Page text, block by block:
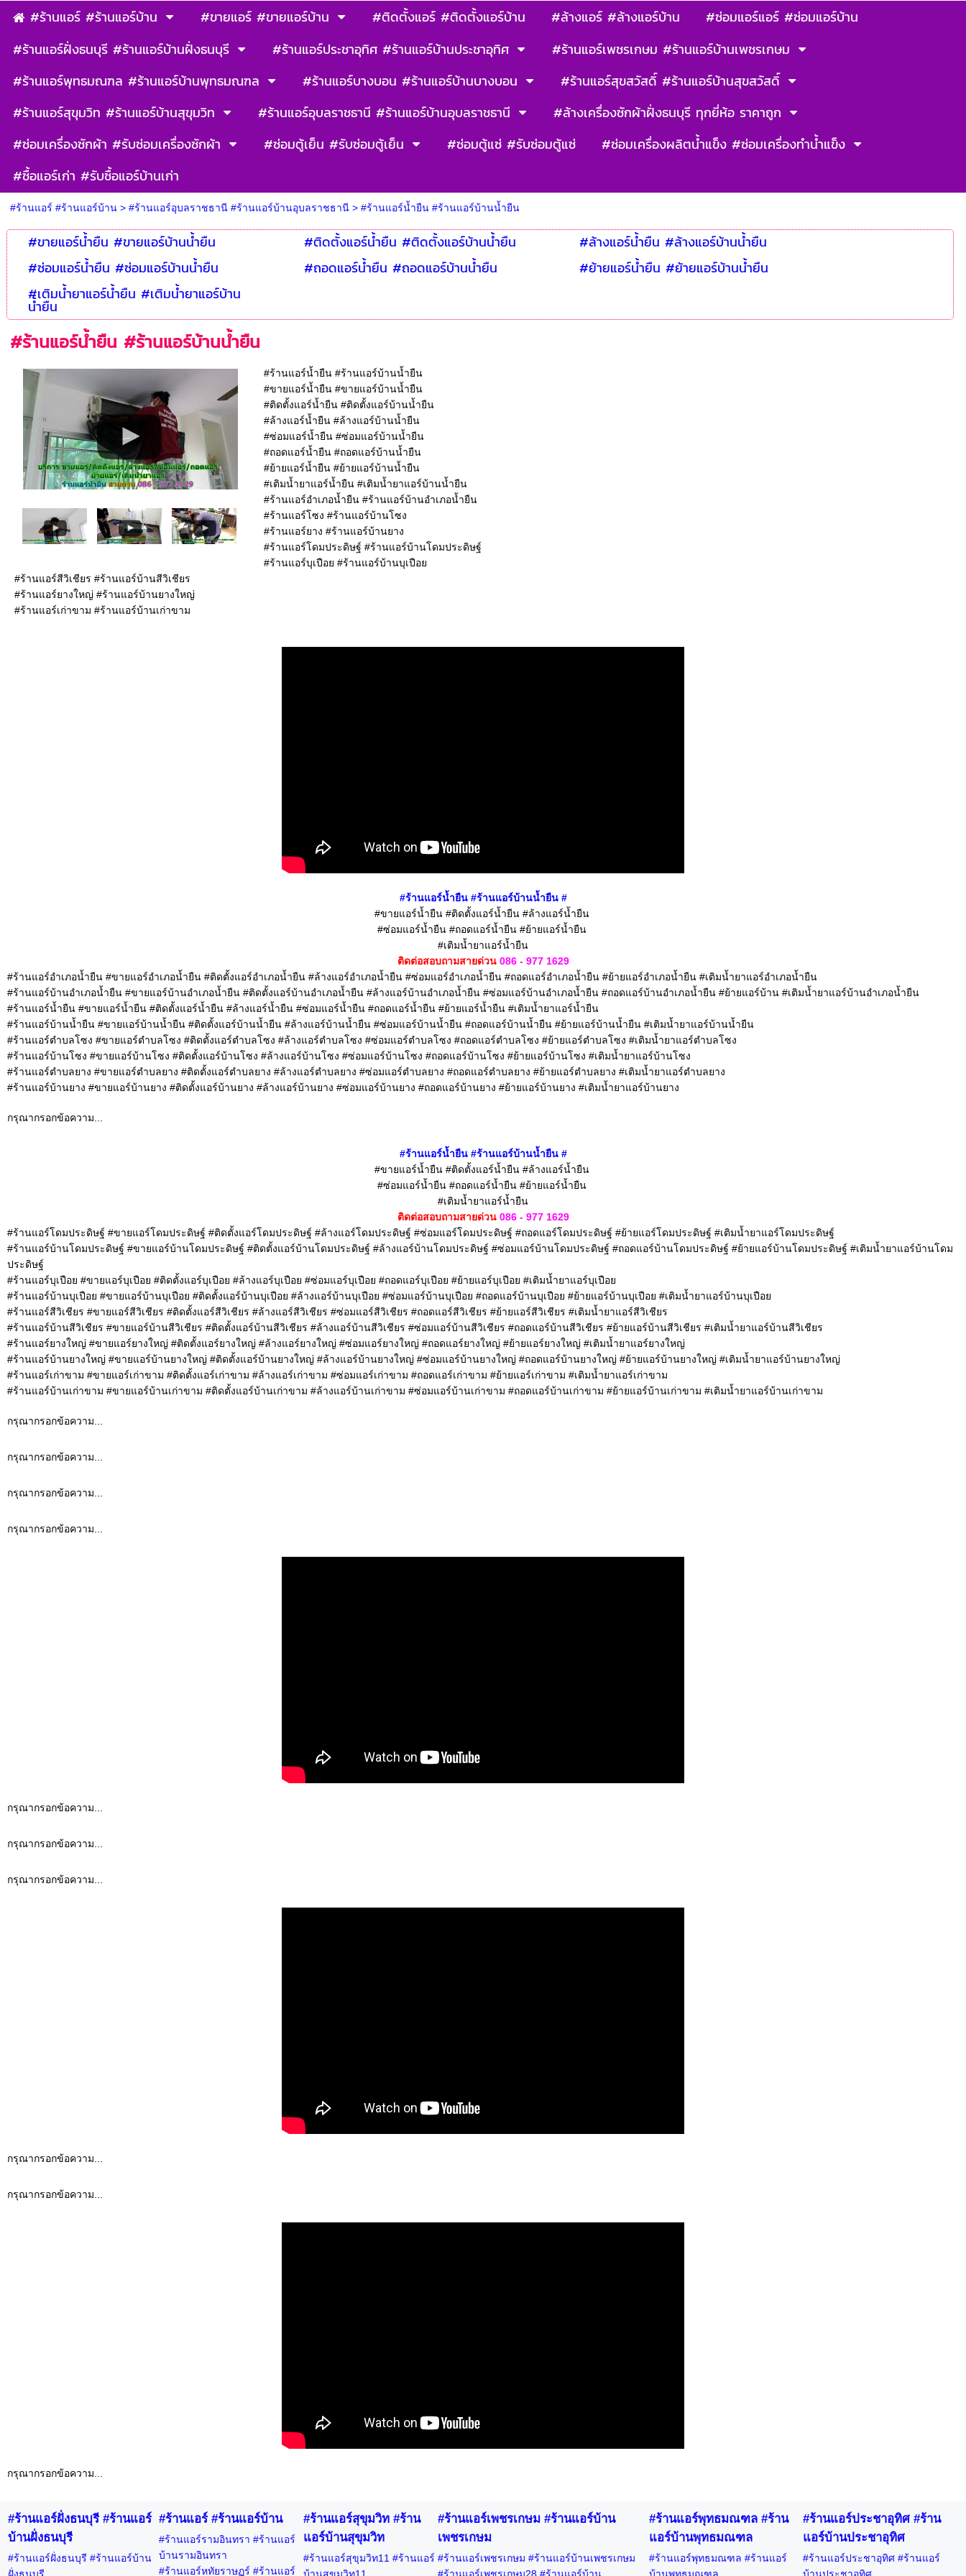
#ร้านแอร์ #ร้านแอร์บ้าน #ขายแอร์ #ขายแอร์บ้าน #ติดตั้งแอร์ #ติดตั้งแอร์บ้าน #ล้างแอร์ #ล้างแอร์บ้าน
#ซ่อมแอร์แอร์ #ซ่อมแอร์บ้าน
#ร้านแอร์ฝั่งธนบุรี #ร้านแอร์บ้านฝั่งธนบุรี
#ร้านแอร์ประชาอุทิศ #ร้านแอร์บ้านประชาอุทิศ
#ร้านแอร์เพชรเกษม #ร้านแอร์บ้านเพชรเกษม
#ร้านแอร์พุทธมณฑล #ร้านแอร์บ้านพุทธมณฑล
#ร้านแอร์บางบอน #ร้านแอร์บ้านบางบอน
#ร้านแอร์สุขสวัสดิ์ #ร้านแอร์บ้านสุขสวัสดิ์
#ร้านแอร์สุขุมวิท #ร้านแอร์บ้านสุขุมวิท
#ร้านแอร์อุบลราชธานี #ร้านแอร์บ้านอุบลราชธานี
#ล้างเครื่องซักผ้าฝั่งธนบุรี ทุกยี่ห้อ ราคาถูก
#ซ่อมเครื่องซักผ้า #รับซ่อมเครื่องซักผ้า
#ซ่อมตู้เย็น #รับซ่อมตู้เย็น #ซ่อมตู้แซ่ #รับซ่อมตู้แซ่
#ซ่อมเครื่องผลิตน้ำแข็ง #ซ่อมเครื่องทำน้ำแข็ง
#ซื้อแอร์เก่า #รับซื้อแอร์บ้านเก่า
#ร้านแอร์ #ร้านแอร์บ้าน> #ร้านแอร์อุบลราชธานี #ร้านแอร์บ้านอุบลราชธานี> #ร้านแอร์น้ำยืน #ร้านแอร์บ้านน้ำยืน
#ขายแอร์น้ำยืน #ขายแอร์บ้านน้ำยืน #ติดตั้งแอร์น้ำยืน #ติดตั้งแอร์บ้านน้ำยืน
#ล้างแอร์น้ำยืน #ล้างแอร์บ้านน้ำยืน
#ซ่อมแอร์น้ำยืน #ซ่อมแอร์บ้านน้ำยืน
#ถอดแอร์น้ำยืน #ถอดแอร์บ้านน้ำยืน
#ย้ายแอร์น้ำยืน #ย้ายแอร์บ้านน้ำยืน
#เติมน้ำยาแอร์น้ำยืน #เติมน้ำยาแอร์บ้าน
น้ำยืน
#ร้านแอร์น้ำยืน #ร้านแอร์บ้านน้ำยืน
#ร้านแอร์น้ำยืน #ร้านแอร์บ้านน้ำยืน
#ขายแอร์น้ำยืน #ขายแอร์บ้านน้ำยืน
#ติดตั้งแอร์น้ำยืน #ติดตั้งแอร์บ้านน้ำยืน
#ล้างแอร์น้ำยืน #ล้างแอร์บ้านน้ำยืน
#ซ่อมแอร์น้ำยืน #ซ่อมแอร์บ้านน้ำยืน
#ถอดแอร์น้ำยืน #ถอดแอร์บ้านน้ำยืน
#ย้ายแอร์น้ำยืน #ย้ายแอร์บ้านน้ำยืน
#เติมน้ำยาแอร์น้ำยืน #เติมน้ำยาแอร์บ้านน้ำยืน
#ร้านแอร์อำเภอน้ำยืน #ร้านแอร์บ้านอำเภอน้ำยืน
#ร้านแอร์โซง #ร้านแอร์บ้านโซง
#ร้านแอร์ยาง #ร้านแอร์บ้านยาง
#ร้านแอร์โดมประดิษฐ์ #ร้านแอร์บ้านโดมประดิษฐ์
#ร้านแอร์บุเปือย #ร้านแอร์บ้านบุเปือย
#ร้านแอร์สีวิเชียร #ร้านแอร์บ้านสีวิเชียร
#ร้านแอร์ยางใหญ่ #ร้านแอร์บ้านยางใหญ่
#ร้านแอร์เก่าขาม #ร้านแอร์บ้านเก่าขาม
#ร้านแอร์น้ำยืน #ร้านแอร์บ้านน้ำยืน#
#ขายแอร์น้ำยืน #ติดตั้งแอร์น้ำยืน #ล้างแอร์น้ำยืน
#ซ่อมแอร์น้ำยืน #ถอดแอร์น้ำยืน #ย้ายแอร์น้ำยืน
#เติมน้ำยาแอร์น้ำยืน
ติดต่อสอบถามสายด่วน086 - 977 1629
#ร้านแอร์อำเภอน้ำยืน #ขายแอร์อำเภอน้ำยืน #ติดตั้งแอร์อำเภอน้ำยืน #ล้างแอร์อำเภอน้ำยืน #ซ่อมแอร์อำเภอน้ำยืน #ถอดแอร์อำเภอน้ำยืน #ย้ายแอร์อำเภอน้ำยืน #เติมน้ำยาแอร์อำเภอน้ำยืน
#ร้านแอร์บ้านอำเภอน้ำยืน #ขายแอร์บ้านอำเภอน้ำยืน #ติดตั้งแอร์บ้านอำเภอน้ำยืน #ล้างแอร์บ้านอำเภอน้ำยืน #ซ่อมแอร์บ้านอำเภอน้ำยืน #ถอดแอร์บ้านอำเภอน้ำยืน #ย้ายแอร์บ้าน #เติมน้ำยาแอร์บ้านอำเภอน้ำยืน
#ร้านแอร์น้ำยืน #ขายแอร์น้ำยืน #ติดตั้งแอร์น้ำยืน #ล้างแอร์น้ำยืน #ซ่อมแอร์น้ำยืน #ถอดแอร์น้ำยืน #ย้ายแอร์น้ำยืน #เติมน้ำยาแอร์น้ำยืน
#ร้านแอร์บ้านน้ำยืน #ขายแอร์บ้านน้ำยืน #ติดตั้งแอร์บ้านน้ำยืน #ล้างแอร์บ้านน้ำยืน #ซ่อมแอร์บ้านน้ำยืน #ถอดแอร์บ้านน้ำยืน #ย้ายแอร์บ้านน้ำยืน #เติมน้ำยาแอร์บ้านน้ำยืน
#ร้านแอร์ตำบลโซง #ขายแอร์ตำบลโซง #ติดตั้งแอร์ตำบลโซง #ล้างแอร์ตำบลโซง #ซ่อมแอร์ตำบลโซง #ถอดแอร์ตำบลโซง #ย้ายแอร์ตำบลโซง #เติมน้ำยาแอร์ตำบลโซง
#ร้านแอร์บ้านโซง #ขายแอร์บ้านโซง #ติดตั้งแอร์บ้านโซง #ล้างแอร์บ้านโซง #ซ่อมแอร์บ้านโซง #ถอดแอร์บ้านโซง #ย้ายแอร์บ้านโซง #เติมน้ำยาแอร์บ้านโซง
#ร้านแอร์ตำบลยาง #ขายแอร์ตำบลยาง #ติดตั้งแอร์ตำบลยาง #ล้างแอร์ตำบลยาง #ซ่อมแอร์ตำบลยาง #ถอดแอร์ตำบลยาง #ย้ายแอร์ตำบลยาง #เติมน้ำยาแอร์ตำบลยาง
#ร้านแอร์บ้านยาง #ขายแอร์บ้านยาง #ติดตั้งแอร์บ้านยาง #ล้างแอร์บ้านยาง #ซ่อมแอร์บ้านยาง #ถอดแอร์บ้านยาง #ย้ายแอร์บ้านยาง #เติมน้ำยาแอร์บ้านยาง
กรุณากรอกข้อความ...
#ร้านแอร์น้ำยืน #ร้านแอร์บ้านน้ำยืน#
#ขายแอร์น้ำยืน #ติดตั้งแอร์น้ำยืน #ล้างแอร์น้ำยืน
#ซ่อมแอร์น้ำยืน #ถอดแอร์น้ำยืน #ย้ายแอร์น้ำยืน
#เติมน้ำยาแอร์น้ำยืน
ติดต่อสอบถามสายด่วน086 - 977 1629
#ร้านแอร์โดมประดิษฐ์ #ขายแอร์โดมประดิษฐ์ #ติดตั้งแอร์โดมประดิษฐ์ #ล้างแอร์โดมประดิษฐ์ #ซ่อมแอร์โดมประดิษฐ์ #ถอดแอร์โดมประดิษฐ์ #ย้ายแอร์โดมประดิษฐ์ #เติมน้ำยาแอร์โดมประดิษฐ์
#ร้านแอร์บ้านโดมประดิษฐ์ #ขายแอร์บ้านโดมประดิษฐ์ #ติดตั้งแอร์บ้านโดมประดิษฐ์ #ล้างแอร์บ้านโดมประดิษฐ์ #ซ่อมแอร์บ้านโดมประดิษฐ์ #ถอดแอร์บ้านโดมประดิษฐ์ #ย้ายแอร์บ้านโดมประดิษฐ์ #เติมน้ำยาแอร์บ้านโดม
ประดิษฐ์
#ร้านแอร์บุเปือย #ขายแอร์บุเปือย #ติดตั้งแอร์บุเปือย #ล้างแอร์บุเปือย #ซ่อมแอร์บุเปือย #ถอดแอร์บุเปือย #ย้ายแอร์บุเปือย #เติมน้ำยาแอร์บุเปือย
#ร้านแอร์บ้านบุเปือย #ขายแอร์บ้านบุเปือย #ติดตั้งแอร์บ้านบุเปือย #ล้างแอร์บ้านบุเปือย #ซ่อมแอร์บ้านบุเปือย #ถอดแอร์บ้านบุเปือย #ย้ายแอร์บ้านบุเปือย #เติมน้ำยาแอร์บ้านบุเปือย
#ร้านแอร์สีวิเชียร #ขายแอร์สีวิเชียร #ติดตั้งแอร์สีวิเชียร #ล้างแอร์สีวิเชียร #ซ่อมแอร์สีวิเชียร #ถอดแอร์สีวิเชียร #ย้ายแอร์สีวิเชียร #เติมน้ำยาแอร์สีวิเชียร
#ร้านแอร์บ้านสีวิเชียร #ขายแอร์บ้านสีวิเชียร #ติดตั้งแอร์บ้านสีวิเชียร #ล้างแอร์บ้านสีวิเชียร #ซ่อมแอร์บ้านสีวิเชียร #ถอดแอร์บ้านสีวิเชียร #ย้ายแอร์บ้านสีวิเชียร #เติมน้ำยาแอร์บ้านสีวิเชียร
#ร้านแอร์ยางใหญ่ #ขายแอร์ยางใหญ่ #ติดตั้งแอร์ยางใหญ่ #ล้างแอร์ยางใหญ่ #ซ่อมแอร์ยางใหญ่ #ถอดแอร์ยางใหญ่ #ย้ายแอร์ยางใหญ่ #เติมน้ำยาแอร์ยางใหญ่
#ร้านแอร์บ้านยางใหญ่ #ขายแอร์บ้านยางใหญ่ #ติดตั้งแอร์บ้านยางใหญ่ #ล้างแอร์บ้านยางใหญ่ #ซ่อมแอร์บ้านยางใหญ่ #ถอดแอร์บ้านยางใหญ่ #ย้ายแอร์บ้านยางใหญ่ #เติมน้ำยาแอร์บ้านยางใหญ่
#ร้านแอร์เก่าขาม #ขายแอร์เก่าขาม #ติดตั้งแอร์เก่าขาม #ล้างแอร์เก่าขาม #ซ่อมแอร์เก่าขาม #ถอดแอร์เก่าขาม #ย้ายแอร์เก่าขาม #เติมน้ำยาแอร์เก่าขาม
#ร้านแอร์บ้านเก่าขาม #ขายแอร์บ้านเก่าขาม #ติดตั้งแอร์บ้านเก่าขาม #ล้างแอร์บ้านเก่าขาม #ซ่อมแอร์บ้านเก่าขาม #ถอดแอร์บ้านเก่าขาม #ย้ายแอร์บ้านเก่าขาม #เติมน้ำยาแอร์บ้านเก่าขาม
กรุณากรอกข้อความ...
กรุณากรอกข้อความ...
กรุณากรอกข้อความ...
กรุณากรอกข้อความ...
กรุณากรอกข้อความ...
กรุณากรอกข้อความ...
กรุณากรอกข้อความ...
กรุณากรอกข้อความ...
กรุณากรอกข้อความ...
กรุณากรอกข้อความ...
#ร้านแอร์ฝั่งธนบุรี #ร้านแอร์
บ้านฝั่งธนบุรี
#ร้านแอร์ฝั่งธนบุรี #ร้านแอร์บ้าน
ฝั่งธนบุรี
#ร้านแอร์ #ร้านแอร์บ้าน
#ร้านแอร์รามอินทรา #ร้านแอร์
บ้านรามอินทรา
#ร้านแอร์หทัยราษฏร์ #ร้านแอร์
#ร้านแอร์สุขุมวิท #ร้าน
แอร์บ้านสุขุมวิท
#ร้านแอร์สุขุมวิท11 #ร้านแอร์
บ้านสุขุมวิท11
#ร้านแอร์เพชรเกษม #ร้านแอร์บ้าน
เพชรเกษม
#ร้านแอร์เพชรเกษม #ร้านแอร์บ้านเพชรเกษม
#ร้านแอร์เพชรเกษม28 #ร้านแอร์บ้าน
#ร้านแอร์พุทธมณฑล #ร้าน
แอร์บ้านพุทธมณฑล
#ร้านแอร์พุทธมณฑล #ร้านแอร์
บ้านพุทธมณฑล
#ร้านแอร์ประชาอุทิศ #ร้าน
แอร์บ้านประชาอุทิศ
#ร้านแอร์ประชาอุทิศ #ร้านแอร์
บ้านประชาอุทิศ